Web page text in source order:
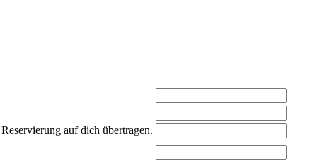
auf dich übertragen.